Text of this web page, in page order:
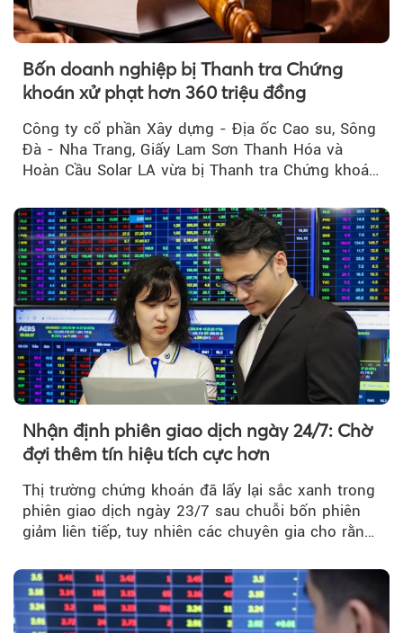
Bốn doanh nghiệp bị Thanh tra Chứng
khoán xử phạt hơn 360 triệu đồng
Công ty cổ phần Xây dựng - Địa ốc Cao su, Sông
Đà - Nha Trang, Giấy Lam Sơn Thanh Hóa và
Hoàn Cầu Solar LA vừa bị Thanh tra Chứng khoán
do vi phạm quy định về công bố thông tin trên
thị trường chứng khoán.
Nhận định phiên giao dịch ngày 24/7: Chờ
đợi thêm tín hiệu tích cực hơn
Thị trường chứng khoán đã lấy lại sắc xanh trong
phiên giao dịch ngày 23/7 sau chuỗi bốn phiên
giảm liên tiếp, tuy nhiên các chuyên gia cho rằng